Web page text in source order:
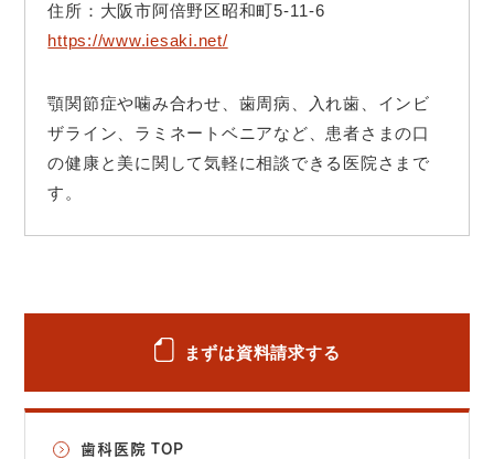
住所：大阪市阿倍野区昭和町5-11-6
https://www.iesaki.net/
顎関節症や噛み合わせ、歯周病、入れ歯、インビ
ザライン、ラミネートベニアなど、患者さまの口
の健康と美に関して気軽に相談できる医院さまで
す。
まずは資料請求する
歯科医院 TOP